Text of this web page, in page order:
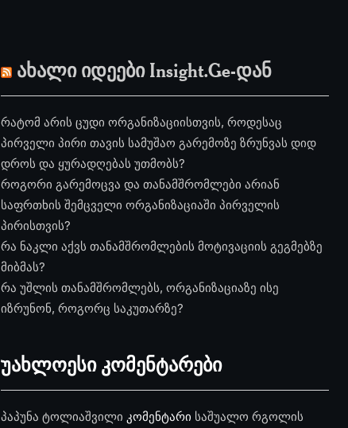
ახალი იდეები Insight.Ge-დან
რატომ არის ცუდი ორგანიზაციისთვის, როდესაც
პირველი პირი თავის სამუშაო გარემოზე ზრუნვას დიდ
დროს და ყურადღებას უთმობს?
როგორი გარემოცვა და თანამშრომლები არიან
საფრთხის შემცველი ორგანიზაციაში პირველის
პირისთვის?
რა ნაკლი აქვს თანამშრომლების მოტივაციის გეგმებზე
მიბმას?
რა უშლის თანამშრომლებს, ორგანიზაციაზე ისე
იზრუნონ, როგორც საკუთარზე?
უახლოესი კომენტარები
პაპუნა ტოლიაშვილი კომენტარი საშუალო რგოლის